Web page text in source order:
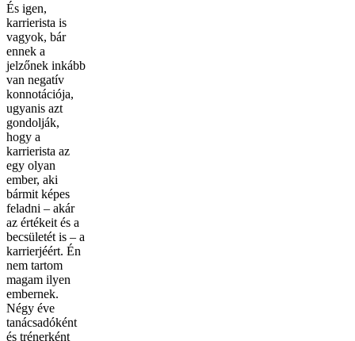
És igen,
karrierista is
vagyok, bár
ennek a
jelzőnek inkább
van negatív
konnotációja,
ugyanis azt
gondolják,
hogy a
karrierista az
egy olyan
ember, aki
bármit képes
feladni – akár
az értékeit és a
becsületét is – a
karrierjéért. Én
nem tartom
magam ilyen
embernek.
Négy éve
tanácsadóként
és trénerként